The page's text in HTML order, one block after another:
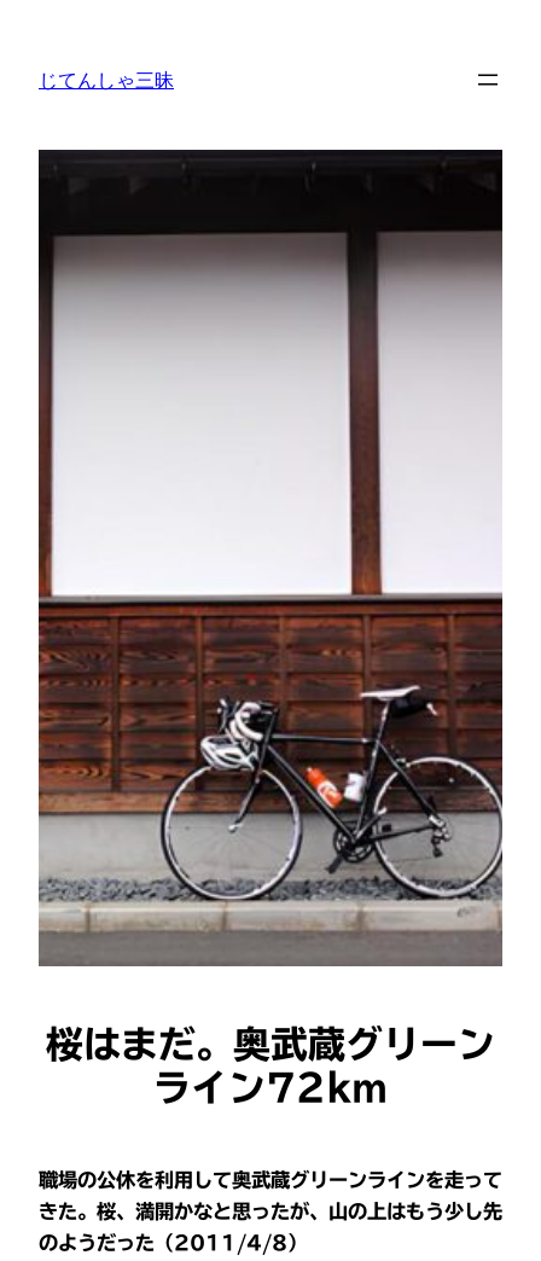
じてんしゃ三昧
桜はまだ。奥武蔵グリーン
ライン72km
職場の公休を利用して奥武蔵グリーンラインを走って
きた。桜、満開かなと思ったが、山の上はもう少し先
のようだった（2011/4/8）